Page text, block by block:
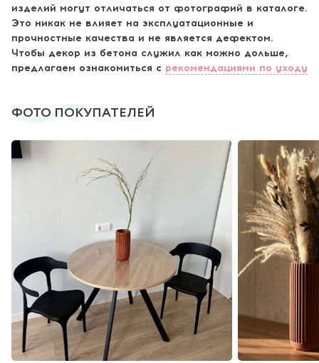
изделий могут отличаться от фотографий в каталоге.
Это никак не влияет на эксплуатационные и
прочностные качества и не является дефектом.
Чтобы декор из бетона служил как можно дольше,
предлагаем ознакомиться с рекомендациями по уходу
ФОТО ПОКУПАТЕЛЕЙ